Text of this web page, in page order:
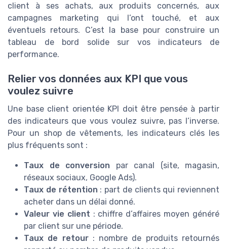
client à ses achats, aux produits concernés, aux
campagnes marketing qui l’ont touché, et aux
éventuels retours. C’est la base pour construire un
tableau de bord solide sur vos indicateurs de
performance.
Relier vos données aux KPI que vous
voulez suivre
Une base client orientée KPI doit être pensée à partir
des indicateurs que vous voulez suivre, pas l’inverse.
Pour un shop de vêtements, les indicateurs clés les
plus fréquents sont :
Taux de conversion par canal (site, magasin,
réseaux sociaux, Google Ads).
Taux de rétention : part de clients qui reviennent
acheter dans un délai donné.
Valeur vie client : chiffre d’affaires moyen généré
par client sur une période.
Taux de retour: nombre de produits retournés